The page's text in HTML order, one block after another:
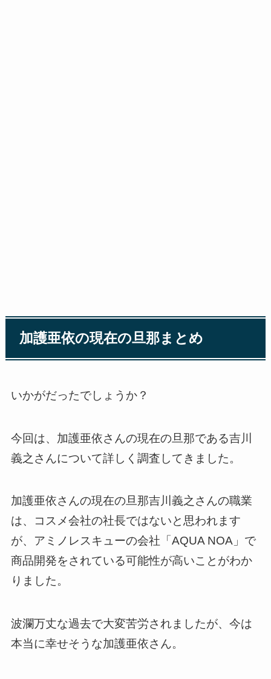
加護亜依の現在の旦那まとめ
いかがだったでしょうか？
今回は、加護亜依さんの現在の旦那である吉川
義之さんについて詳しく調査してきました。
加護亜依さんの現在の旦那吉川義之さんの職業
は、コスメ会社の社長ではないと思われます
が、アミノレスキューの会社「AQUA NOA」で
商品開発をされている可能性が高いことがわか
りました。
波瀾万丈な過去で大変苦労されましたが、今は
本当に幸せそうな加護亜依さん。